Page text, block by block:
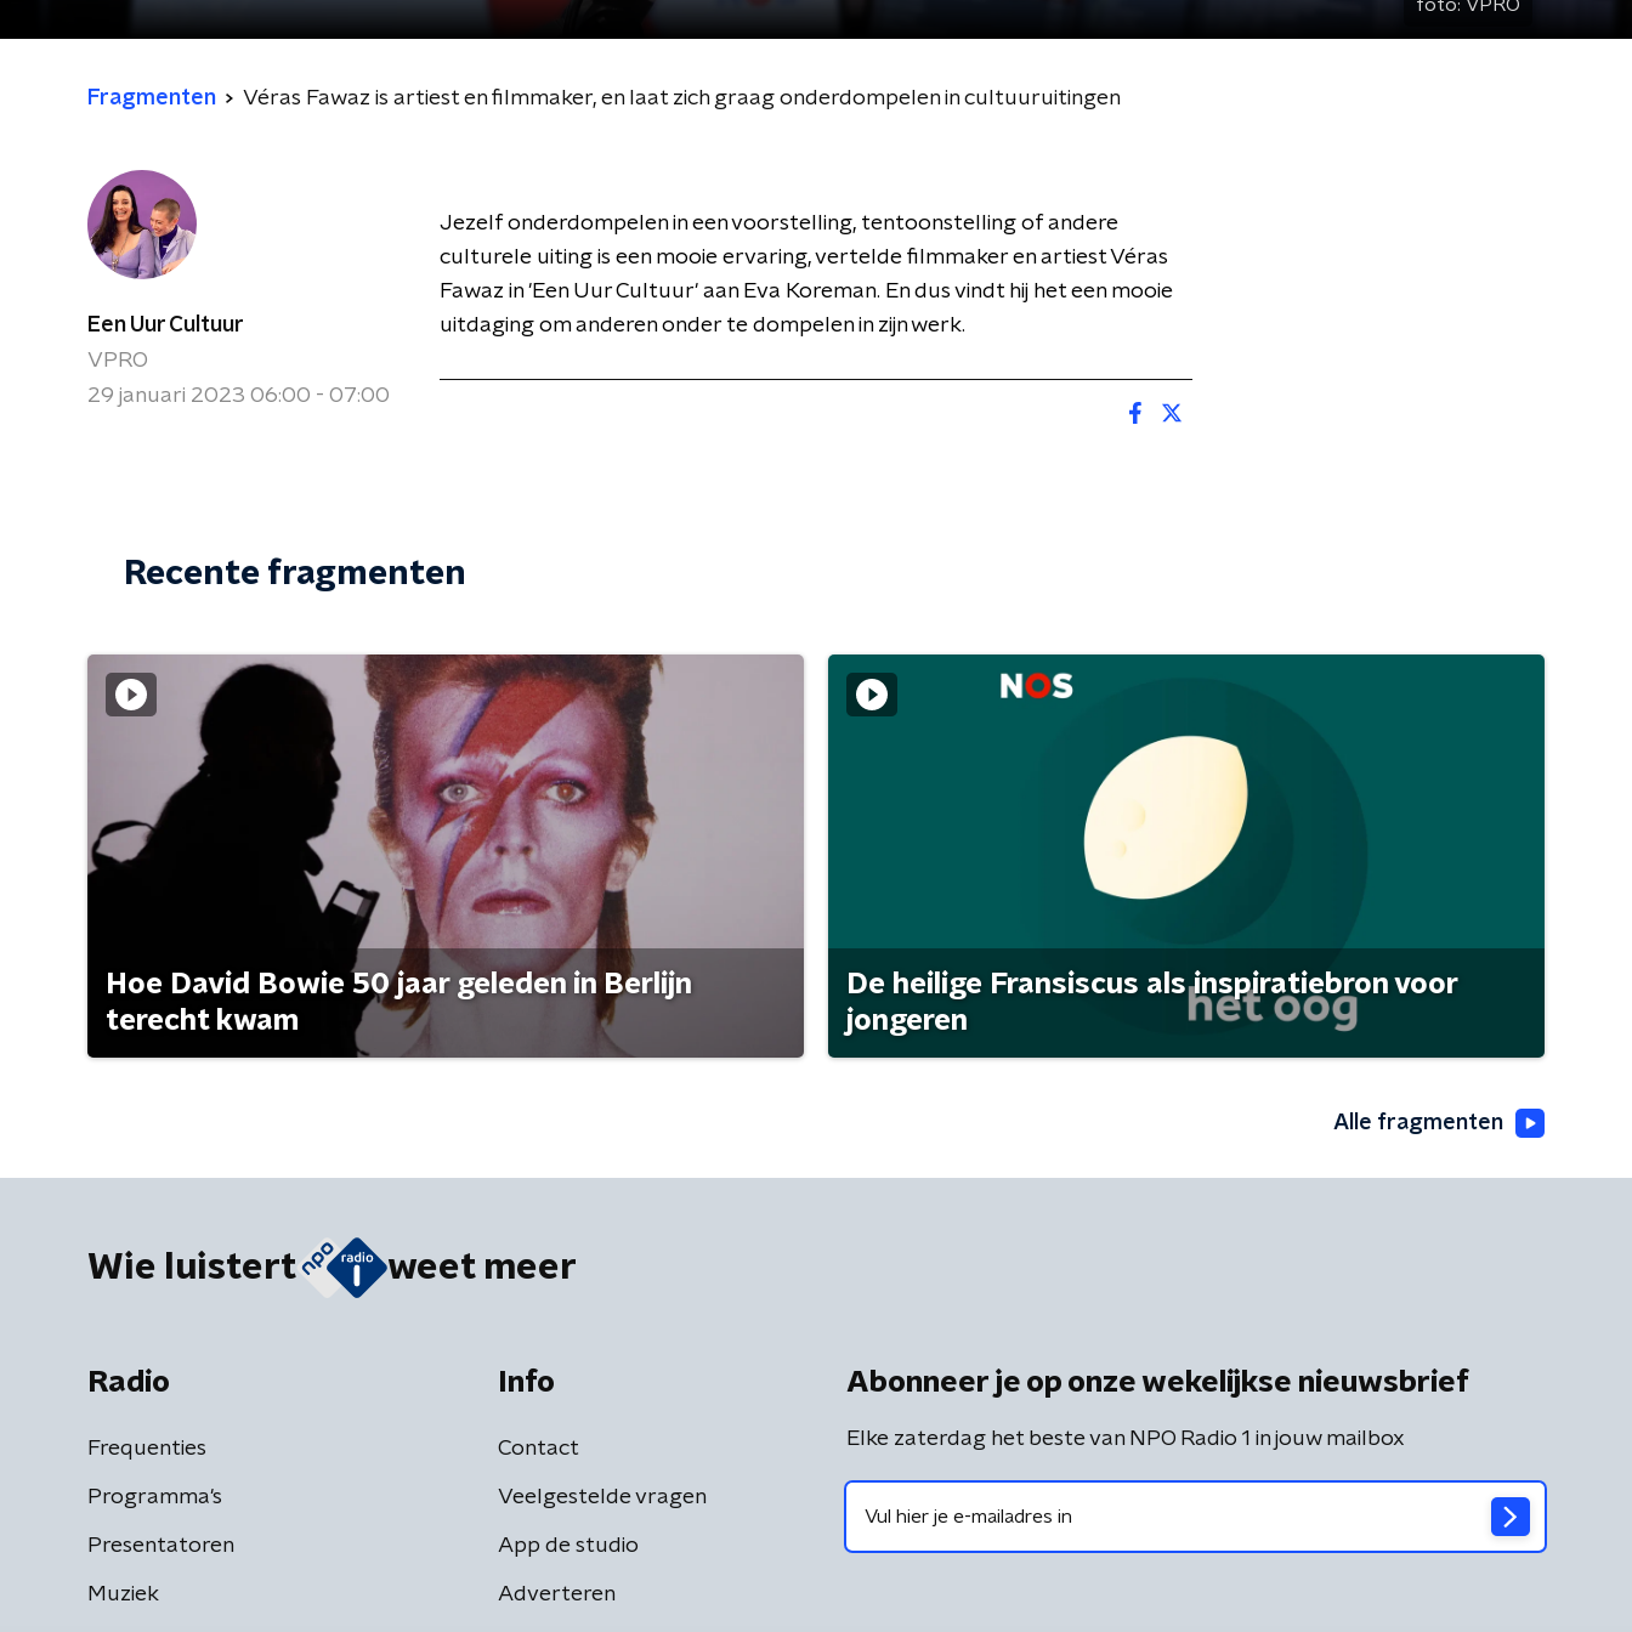
foto: VPRO
Fragmenten Véras Fawaz is artiest en filmmaker, en laat zich graag onderdompelen in cultuuruitingen
Een Uur Cultuur
VPRO
29 januari 2023 06:00 - 07:00
Jezelf onderdompelen in een voorstelling, tentoonstelling of andere
culturele uiting is een mooie ervaring, vertelde filmmaker en artiest Véras
Fawaz in 'Een Uur Cultuur' aan Eva Koreman. En dus vindt hij het een mooie
uitdaging om anderen onder te dompelen in zijn werk.
Recente fragmenten
Hoe David Bowie 50 jaar geleden in Berlijn
terecht kwam
De heilige Fransiscus als inspiratiebron voor
jongeren
Alle fragmenten
Wie luistert weet meer
Radio
Frequenties
Programma's
Presentatoren
Muziek
Info
Contact
Veelgestelde vragen
App de studio
Adverteren
Abonneer je op onze wekelijkse nieuwsbrief
Elke zaterdag het beste van NPO Radio 1 in jouw mailbox